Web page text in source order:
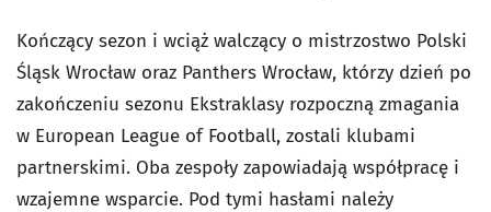
Kończący sezon i wciąż walczący o mistrzostwo Polski
Śląsk Wrocław oraz Panthers Wrocław, którzy dzień po
zakończeniu sezonu Ekstraklasy rozpoczną zmagania
w European League of Football, zostali klubami
partnerskimi. Oba zespoły zapowiadają współpracę i
wzajemne wsparcie. Pod tymi hasłami należy